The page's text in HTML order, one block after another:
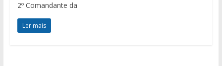
2º Comandante da
Ler mais